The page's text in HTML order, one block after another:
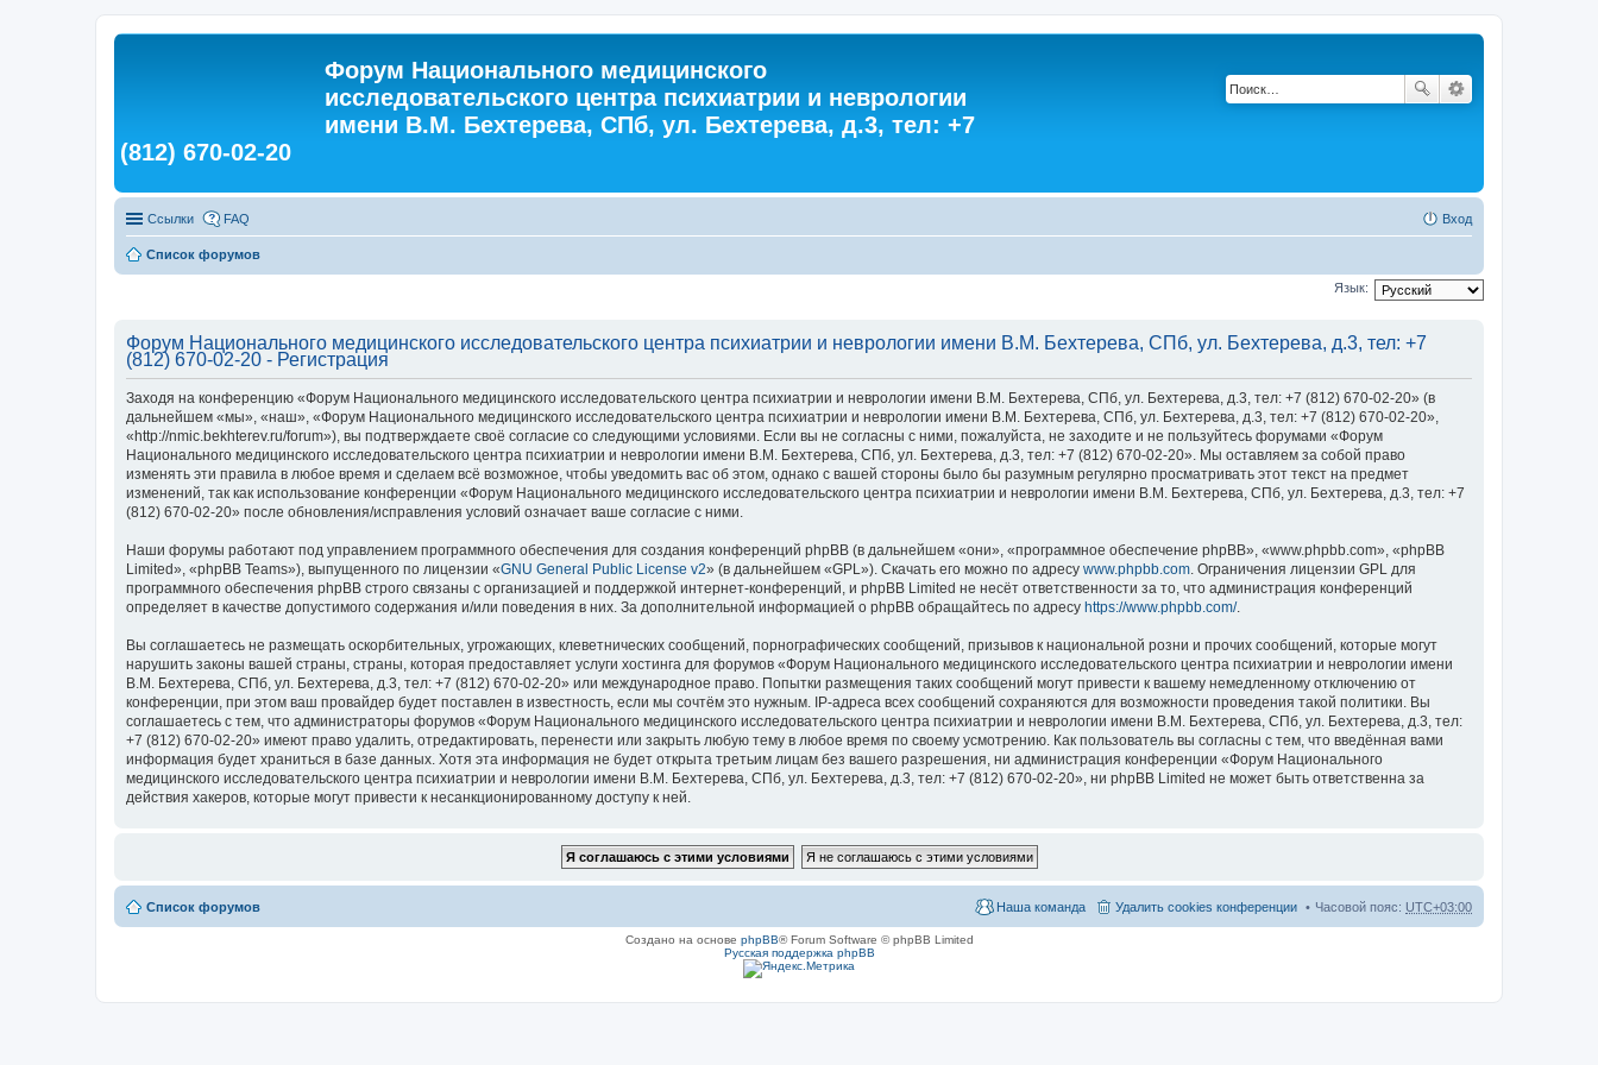
Форум Национального медицинского
исследовательского центра психиатрии и неврологии
имени В.М. Бехтерева, СПб, ул. Бехтерева, д.3, тел: +7
(812) 670-02-20
Ссылки FAQ Вход
Список форумов
Язык:
Форум Национального медицинского исследовательского центра психиатрии и неврологии имени В.М. Бехтерева, СПб, ул. Бехтерева, д.3, тел: +7
(812) 670-02-20 - Регистрация
Заходя на конференцию «Форум Национального медицинского исследовательского центра психиатрии и неврологии имени В.М. Бехтерева, СПб, ул. Бехтерева, д.3, тел: +7 (812) 670-02-20» (в
дальнейшем «мы», «наш», «Форум Национального медицинского исследовательского центра психиатрии и неврологии имени В.М. Бехтерева, СПб, ул. Бехтерева, д.3, тел: +7 (812) 670-02-20»,
«http://nmic.bekhterev.ru/forum»), вы подтверждаете своё согласие со следующими условиями. Если вы не согласны с ними, пожалуйста, не заходите и не пользуйтесь форумами «Форум
Национального медицинского исследовательского центра психиатрии и неврологии имени В.М. Бехтерева, СПб, ул. Бехтерева, д.3, тел: +7 (812) 670-02-20». Мы оставляем за собой право
изменять эти правила в любое время и сделаем всё возможное, чтобы уведомить вас об этом, однако с вашей стороны было бы разумным регулярно просматривать этот текст на предмет
изменений, так как использование конференции «Форум Национального медицинского исследовательского центра психиатрии и неврологии имени В.М. Бехтерева, СПб, ул. Бехтерева, д.3, тел: +7
(812) 670-02-20» после обновления/исправления условий означает ваше согласие с ними.
Наши форумы работают под управлением программного обеспечения для создания конференций phpBB (в дальнейшем «они», «программное обеспечение phpBB», «www.phpbb.com», «phpBB
Limited», «phpBB Teams»), выпущенного по лицензии «GNU General Public License v2» (в дальнейшем «GPL»). Скачать его можно по адресу www.phpbb.com. Ограничения лицензии GPL для
программного обеспечения phpBB строго связаны с организацией и поддержкой интернет-конференций, и phpBB Limited не несёт ответственности за то, что администрация конференций
определяет в качестве допустимого содержания и/или поведения в них. За дополнительной информацией о phpBB обращайтесь по адресу https://www.phpbb.com/.
Вы соглашаетесь не размещать оскорбительных, угрожающих, клеветнических сообщений, порнографических сообщений, призывов к национальной розни и прочих сообщений, которые могут
нарушить законы вашей страны, страны, которая предоставляет услуги хостинга для форумов «Форум Национального медицинского исследовательского центра психиатрии и неврологии имени
В.М. Бехтерева, СПб, ул. Бехтерева, д.3, тел: +7 (812) 670-02-20» или международное право. Попытки размещения таких сообщений могут привести к вашему немедленному отключению от
конференции, при этом ваш провайдер будет поставлен в известность, если мы сочтём это нужным. IP-адреса всех сообщений сохраняются для возможности проведения такой политики. Вы
соглашаетесь с тем, что администраторы форумов «Форум Национального медицинского исследовательского центра психиатрии и неврологии имени В.М. Бехтерева, СПб, ул. Бехтерева, д.3, тел:
+7 (812) 670-02-20» имеют право удалить, отредактировать, перенести или закрыть любую тему в любое время по своему усмотрению. Как пользователь вы согласны с тем, что введённая вами
информация будет храниться в базе данных. Хотя эта информация не будет открыта третьим лицам без вашего разрешения, ни администрация конференции «Форум Национального
медицинского исследовательского центра психиатрии и неврологии имени В.М. Бехтерева, СПб, ул. Бехтерева, д.3, тел: +7 (812) 670-02-20», ни phpBB Limited не может быть ответственна за
действия хакеров, которые могут привести к несанкционированному доступу к ней.
Список форумов Часовой пояс: UTC+03:00
Удалить cookies конференции
Наша команда
Создано на основе phpBB® Forum Software © phpBB Limited
Русская поддержка phpBB